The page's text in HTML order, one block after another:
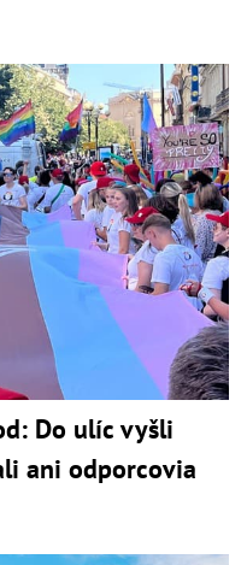
Do ulíc vyšli
ani odporcovia